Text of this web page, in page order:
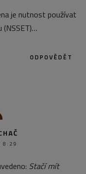
je nutnost používat
(NSSET)…
ODPOVĚDĚT
8:29
Stačí mít